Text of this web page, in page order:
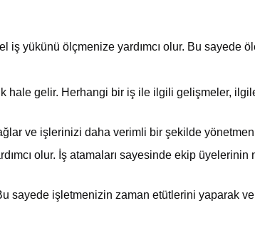
iş yükünü ölçmenize yardımcı olur. Bu sayede
hale gelir. Herhangi bir iş ile ilgili gelişmeler,
ve işlerinizi daha verimli bir şekilde
olur. İş atamaları sayesinde ekip üyelerinin
sayede işletmenizin zaman etütlerini yaparak